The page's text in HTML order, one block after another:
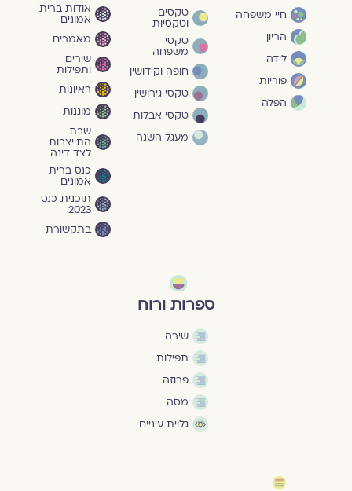
חיי משפחה
הריון
לידה
פוריות
הפלה
טקסים
וטקסיות
טקסי
משפחה
חופה וקידושין
טקסי גירושין
טקסי אבלות
מעגל השנה
אודות ברית
אמונים
מאמרים
שירים
ותפילות
ראיונות
מוגנוּת
שבת
התייצבות
לצד דינה
כנס ברית
אמונים
תוכנית כנס
2023
בתקשורת
ספרות ורוח
שירה
תפילות
פרוזה
מסה
גלוית עיניים